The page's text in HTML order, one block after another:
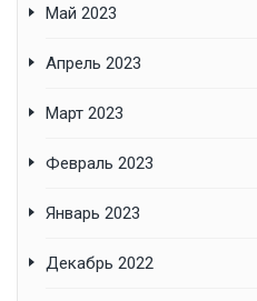
Май 2023
Апрель 2023
Март 2023
Февраль 2023
Январь 2023
Декабрь 2022